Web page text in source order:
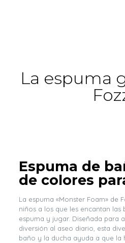
La espuma
Espuma de
de colores
La espuma «Monster Foam» de
niños a los que les encantan las
espuma y jugar. Diseñada para
diversión al aseo diario, esta
baño y la ducha ayuda a que la